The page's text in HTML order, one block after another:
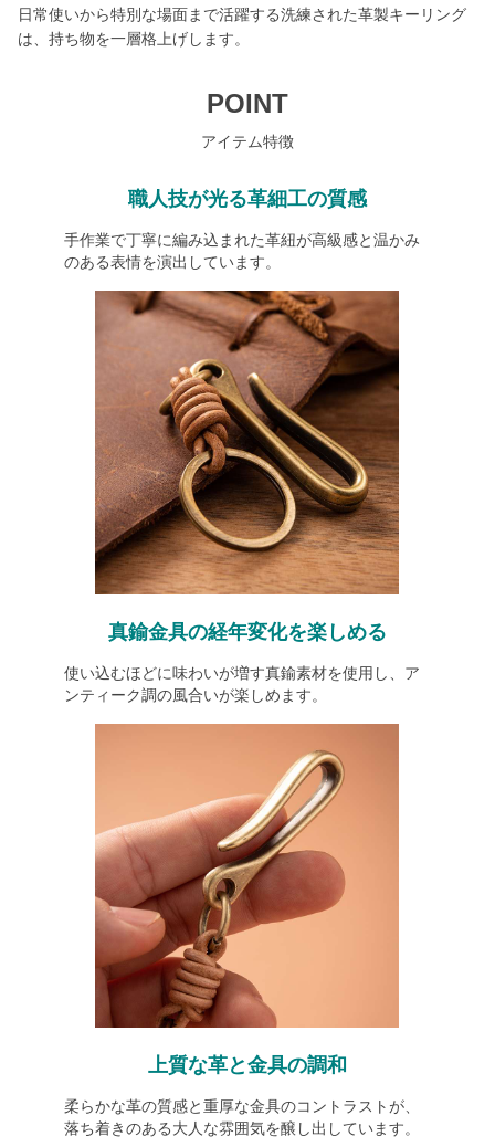
日常使いから特別な場面まで活躍する洗練された革製キーリング
は、持ち物を一層格上げします。
POINT
アイテム特徴
職人技が光る革細工の質感
手作業で丁寧に編み込まれた革紐が高級感と温かみ
のある表情を演出しています。
真鍮金具の経年変化を楽しめる
使い込むほどに味わいが増す真鍮素材を使用し、ア
ンティーク調の風合いが楽しめます。
上質な革と金具の調和
柔らかな革の質感と重厚な金具のコントラストが、
落ち着きのある大人な雰囲気を醸し出しています。